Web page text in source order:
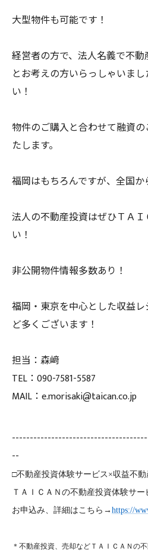
大型物件も可能です！
経営者の方で、法人名義で不
とお考えの方いらっしゃいま
い！
物件のご購入と合わせて融資
たします。
福岡はもちろんですが、全国か
法人の不動産投資はぜひＴＡ
い！
非公開物件情報多数あり！
福岡・東京を中心とした収益
ど多くございます！
担当：森﨑
TEL：090-7581-5587
MAIL：e.morisaki@taican.co.jp
--
□不動産投資体験サービス×収益不動
ＴＡＩＣＡＮの不動産投資体験サー
お申込み、詳細はこちら→ https://
＊不動産投資、売却などＴＡＩＣＡＮの